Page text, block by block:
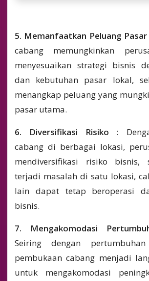
5. Memanfaatkan Peluang Pasar
cabang memungkinkan
menyesuaikan strategi bisnis
dan kebutuhan pasar lokal,
menangkap peluang yang
pasar utama.
6. Diversifikasi Risiko :
cabang di berbagai lokasi,
mendiversifikasi risiko bisnis,
terjadi masalah di satu lokasi,
lain dapat tetap beroperasi
bisnis.
7. Mengakomodasi
Seiring dengan pertumbuhan
pembukaan cabang menjadi
untuk mengakomodasi